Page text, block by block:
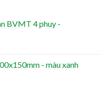
BVMT 4 phuy -
- màu xanh